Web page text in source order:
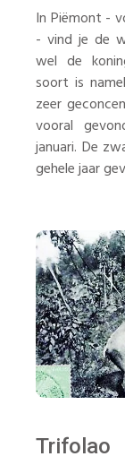
In Piëmont -
- vind je de
wel de
soort is
zeer
vooral
januari. De
gehele jaar
Trifolao